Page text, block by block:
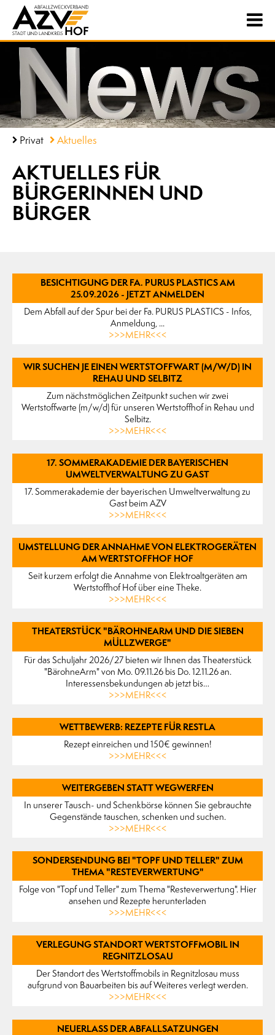
Privat Aktuelles
AKTUELLES FÜR
BÜRGERINNEN UND
BÜRGER
BESICHTIGUNG DER FA. PURUS PLASTICS AM
25.09.2026 - JETZT ANMELDEN
Dem Abfall auf der Spur bei der Fa. PURUS PLASTICS - Infos,
Anmeldung, ...
>>>MEHR<<<
WIR SUCHEN JE EINEN WERTSTOFFWART (M/W/D) IN
REHAU UND SELBITZ
Zum nächstmöglichen Zeitpunkt suchen wir zwei
Wertstoffwarte (m/w/d) für unseren Wertstoffhof in Rehau und
Selbitz.
>>>MEHR<<<
17. SOMMERAKADEMIE DER BAYERISCHEN
UMWELTVERWALTUNG ZU GAST
17. Sommerakademie der bayerischen Umweltverwaltung zu
Gast beim AZV
>>>MEHR<<<
UMSTELLUNG DER ANNAHME VON ELEKTROGERÄTEN
AM WERTSTOFFHOF HOF
Seit kurzem erfolgt die Annahme von Elektroaltgeräten am
Wertstoffhof Hof über eine Theke.
>>>MEHR<<<
THEATERSTÜCK "BÄROHNEARM UND DIE SIEBEN
MÜLLZWERGE"
Für das Schuljahr 2026/27 bieten wir Ihnen das Theaterstück
"BärohneArm" von Mo. 09.11.26 bis Do. 12.11.26 an.
Interessensbekundungen ab jetzt bis…
>>>MEHR<<<
WETTBEWERB: REZEPTE FÜR RESTLA
Rezept einreichen und 150€ gewinnen!
>>>MEHR<<<
WEITERGEBEN STATT WEGWERFEN
In unserer Tausch- und Schenkbörse können Sie gebrauchte
Gegenstände tauschen, schenken und suchen.
>>>MEHR<<<
SONDERSENDUNG BEI "TOPF UND TELLER" ZUM
THEMA "RESTEVERWERTUNG"
Folge von "Topf und Teller" zum Thema "Resteverwertung". Hier
ansehen und Rezepte herunterladen
>>>MEHR<<<
VERLEGUNG STANDORT WERTSTOFFMOBIL IN
REGNITZLOSAU
Der Standort des Wertstoffmobils in Regnitzlosau muss
aufgrund von Bauarbeiten bis auf Weiteres verlegt werden.
>>>MEHR<<<
NEUERLASS DER ABFALLSATZUNGEN